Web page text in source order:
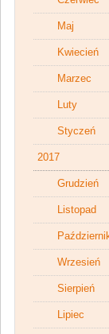
Maj
Kwiecień
Marzec
Luty
Styczeń
2017
Grudzień
Listopad
Wrzesień
Sierpień
Lipiec